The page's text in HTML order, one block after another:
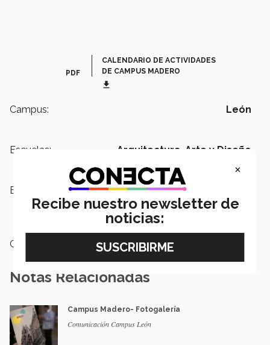
PDF
CALENDARIO DE ACTIVIDADES
DE CAMPUS MADERO
get_app
Campus: León
Escuelas: Arquitectura, Arte y Diseño
Etiquetas:
Escuela de Arquitectura, Arte y
Diseño, Campus Madero, Campus
Categoría:
Notas Relacionadas
Campus Madero- Fotogalería
Comunicación Campus León
×
Recibe nuestro newsletter de
noticias: